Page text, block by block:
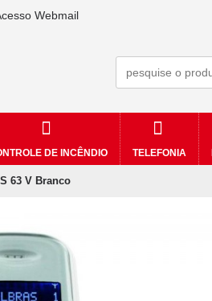
Webmail
DE INCÊNDIO TELEFONIA
63 V Branco